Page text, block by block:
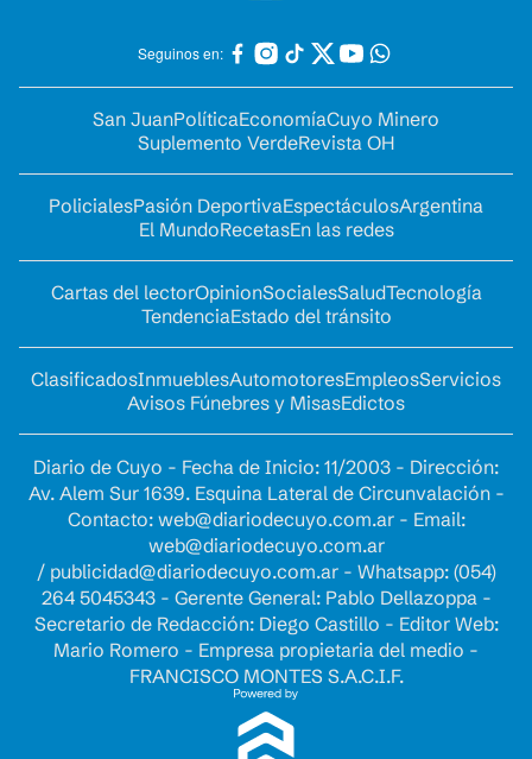
Seguinos en:
San JuanPolíticaEconomíaCuyo Minero
Suplemento VerdeRevista OH
PolicialesPasión DeportivaEspectáculosArgentina
El MundoRecetasEn las redes
Cartas del lectorOpinionSocialesSaludTecnología
TendenciaEstado del tránsito
ClasificadosInmueblesAutomotoresEmpleosServicios
Avisos Fúnebres y MisasEdictos
Diario de Cuyo - Fecha de Inicio: 11/2003 - Dirección:
Av. Alem Sur 1639. Esquina Lateral de Circunvalación -
Contacto: web@diariodecuyo.com.ar- Email:
web@diariodecuyo.com.ar
/ publicidad@diariodecuyo.com.ar- Whatsapp: (054)
264 5045343 - Gerente General: Pablo Dellazoppa -
Secretario de Redacción: Diego Castillo - Editor Web:
Mario Romero - Empresa propietaria del medio -
FRANCISCO MONTES S.A.C.I.F.